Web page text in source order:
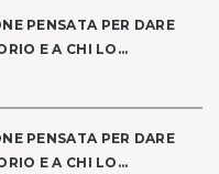
PENSATA PER DARE
E A CHI LO...
PENSATA PER DARE
E A CHI LO...